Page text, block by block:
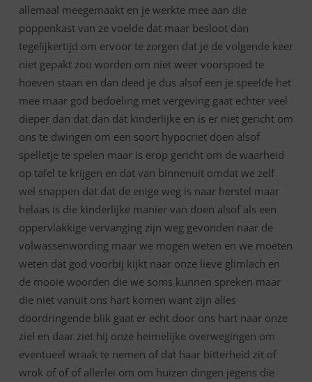
allemaal meegemaakt en je werkte mee aan die
poppenkast van ze voelde dat maar besloot dan
tegelijkertijd om ervoor te zorgen dat je de volgende keer
niet gepakt zou worden om niet weer voorspoed te
hoeven staan en dan deed je dus alsof een je speelde het
mee maar god bedoeling met vergeving gaat echter veel
dieper dan dat dan dat kinderlijke en is er niet gericht om
ons te dwingen om een soort hypocriet doen alsof
spelletje te spelen maar is erop gericht om de waarheid
op tafel te krijgen en dat van binnenuit omdat we zelf
wel snappen dat dat de enige weg is naar herstel maar
helaas is die kinderlijke manier van doen alsof als een
oppervlakkige vervanging zijn weg gevonden naar de
volwassenwording maar we mogen weten en we moeten
weten dat god voorbij kijkt naar onze lieve glimlach en
de mooie woorden die we soms kunnen spreken maar
die niet vanuit ons hart komen want zijn alles
doordringende blik gaat er echt door ons hart naar onze
ziel en daar ziet hij onze heimelijke overwegingen om
eventueel wraak te nemen of dat haar bitterheid zit of
wrok of of of allerlei om om huizen dingen jegens die